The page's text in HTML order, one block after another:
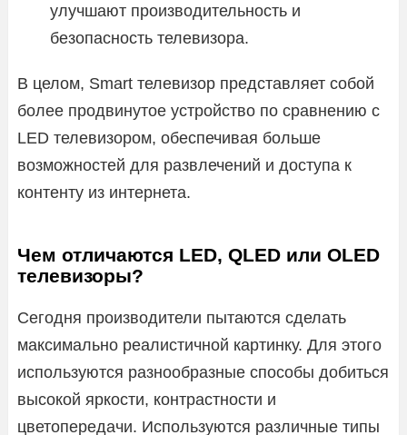
улучшают производительность и
безопасность телевизора.
В целом, Smart телевизор представляет собой
более продвинутое устройство по сравнению с
LED телевизором, обеспечивая больше
возможностей для развлечений и доступа к
контенту из интернета.
Чем отличаются LED, QLED или OLED
телевизоры?
Сегодня производители пытаются сделать
максимально реалистичной картинку. Для этого
используются разнообразные способы добиться
высокой яркости, контрастности и
цветопередачи. Используются различные типы